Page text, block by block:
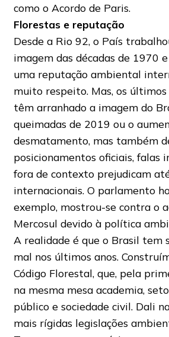
como o Acordo de Paris.
Florestas e reputação
Desde a Rio 92, o País
imagem das décadas de 1970
uma reputação ambiental
muito respeito. Mas, os
têm arranhado a imagem do
queimadas de 2019 ou o
desmatamento, mas também
posicionamentos oficiais, falas
fora de contexto prejudicam
internacionais. O parlamento
exemplo, mostrou-se contra o
Mercosul devido à política
A realidade é que o Brasil tem
mal nos últimos anos.
Código Florestal, que, pela
na mesma mesa academia,
público e sociedade civil. Dali
mais rígidas legislações